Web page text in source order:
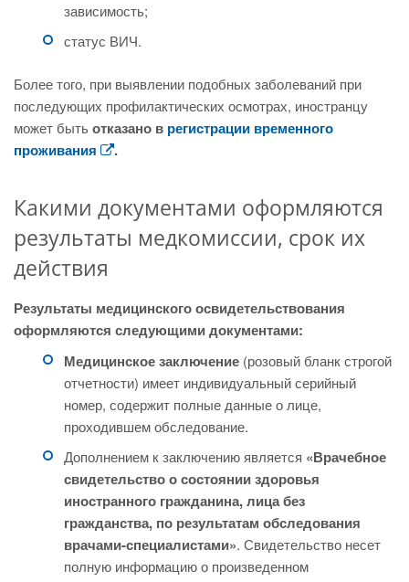
зависимость;
статус ВИЧ.
Более того, при выявлении подобных заболеваний при
последующих профилактических осмотрах, иностранцу
может бытьотказано в регистрации временного
проживания
.
Какими документами оформляются
результаты медкомиссии, срок их
действия
Результаты медицинского освидетельствования
оформляются следующими документами:
Медицинское заключение (розовый бланк строгой
отчетности) имеет индивидуальный серийный
номер, содержит полные данные о лице,
проходившем обследование.
Дополнением к заключению является «Врачебное
свидетельство о состоянии здоровья
иностранного гражданина, лица без
гражданства, по результатам обследования
врачами-специалистами». Свидетельство несет
полную информацию о произведенном